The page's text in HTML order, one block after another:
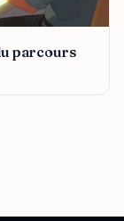
parcours